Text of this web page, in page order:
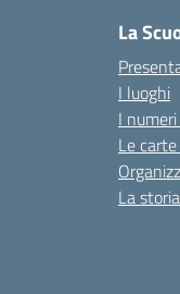
La
I luoghi
I
Le
La storia